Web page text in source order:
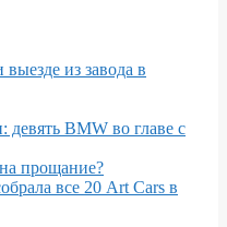
из завода в
девять BMW во главе с
прощание?
все 20 Art Cars в